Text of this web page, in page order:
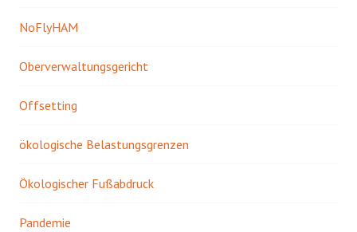
NoFlyHAM
Oberverwaltungsgericht
Offsetting
ökologische Belastungsgrenzen
Ökologischer Fußabdruck
Pandemie